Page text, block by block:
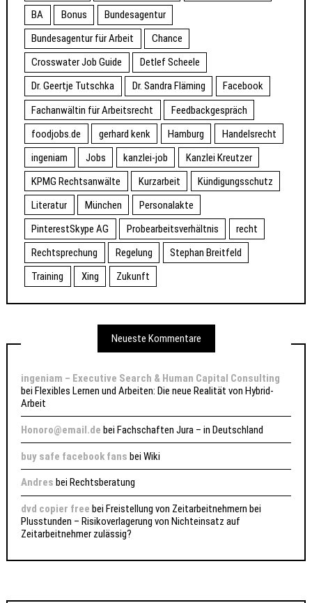
BA
Bonus
Bundesagentur
Bundesagentur für Arbeit
Chance
Crosswater Job Guide
Detlef Scheele
Dr. Geertje Tutschka
Dr. Sandra Fläming
Facebook
Fachanwältin für Arbeitsrecht
Feedbackgespräch
foodjobs.de
gerhard kenk Hamburg
Handelsrecht
ingeniam
Jobs kanzlei-job
Kanzlei Kreutzer
KPMG Rechtsanwälte
Kurzarbeit
Kündigungsschutz
Literatur
München
Personalakte
PinterestSkype AG
Probearbeitsverhältnis
recht
Rechtsprechung
Regelung
Stephan Breitfeld
Training
Xing Zukunft
Neueste Kommentare
ingeniam – Executive Search & Human Capital Consulting
beiFlexibles Lernen und Arbeiten: Die neue Realität von Hybrid-
Arbeit
Honoro@email.de beiFachschaften Jura – in Deutschland
buy safe facebook fans beiWiki
Andres bei Rechtsberatung
dvd copier free beiFreistellung von Zeitarbeitnehmern bei
Plusstunden – Risikoverlagerung von Nichteinsatz auf
Zeitarbeitnehmer zulässig?